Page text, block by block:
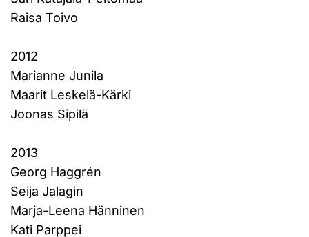
Raisa Toivo
2012
Marianne Junila
Maarit Leskelä-Kärki
Joonas Sipilä
2013
Georg Haggrén
Seija Jalagin
Marja-Leena Hänninen
Kati Parppei